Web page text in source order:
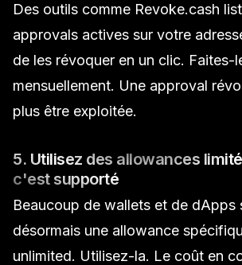
Des outils comme Revoke.cash
approvals actives sur votre
de les révoquer en un clic. Faites-
mensuellement. Une approval
plus être exploitée.
5. Utilisez des allowances
c'est supporté
Beaucoup de wallets et de dApps
désormais une allowance
unlimited. Utilisez-la. Le coût en